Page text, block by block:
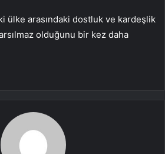
ülke arasındaki dostluk ve kardeşlik
olduğunu bir kez daha